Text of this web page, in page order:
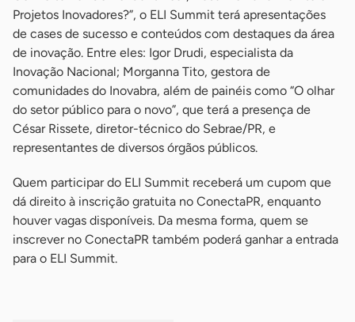
Projetos Inovadores?”, o ELI Summit terá apresentações
de cases de sucesso e conteúdos com destaques da área
de inovação. Entre eles: Igor Drudi, especialista da
Inovação Nacional; Morganna Tito, gestora de
comunidades do Inovabra, além de painéis como “O olhar
do setor público para o novo”, que terá a presença de
César Rissete, diretor-técnico do Sebrae/PR, e
representantes de diversos órgãos públicos.
Quem participar do ELI Summit receberá um cupom que
dá direito à inscrição gratuita no ConectaPR, enquanto
houver vagas disponíveis. Da mesma forma, quem se
inscrever no ConectaPR também poderá ganhar a entrada
para o ELI Summit.